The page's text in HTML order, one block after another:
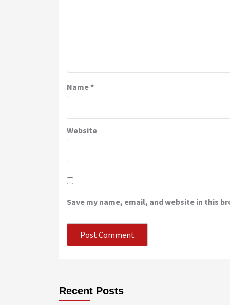
Name*
Website
Save my name, email, and website in this
Recent Posts